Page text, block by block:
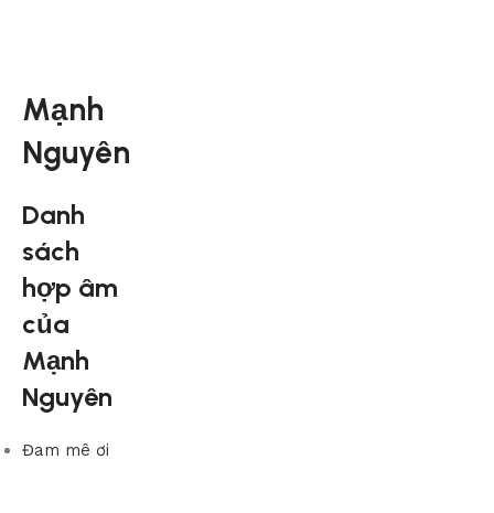
Mạnh
Nguyên
Danh
sách
hợp âm
của
Mạnh
Nguyên
Đam mê ơi